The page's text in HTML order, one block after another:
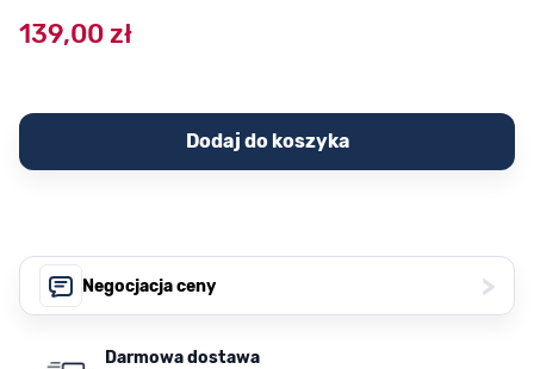
139,00 zł
Dodaj do koszyka
Negocjacja ceny >
Darmowa dostawa